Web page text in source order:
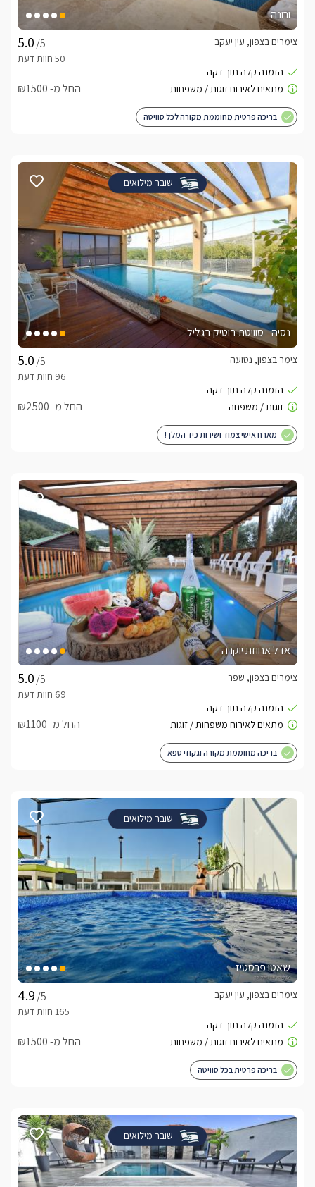
ורונה
/5
צימרים בצפון, עין יעקב
החל מ- ₪1500
בריכה פרטית מחוממת מקורה לכל סוויטה
שובר מילואים
נסיה - סוויטת בוטיק בגליל
/5
צימר בצפון, נטועה
החל מ- ₪2500
מארח אישי צמוד ושירות כיד המלך!
אדל אחוזת יוקרה
/5
צימרים בצפון, שפר
החל מ- ₪1100
בריכה מחוממת מקורה וגקוזי ספא
שובר מילואים
שאטו פרסטיז
/5
צימרים בצפון, עין יעקב
החל מ- ₪1500
בריכה פרטית בכל סוויטה
שובר מילואים